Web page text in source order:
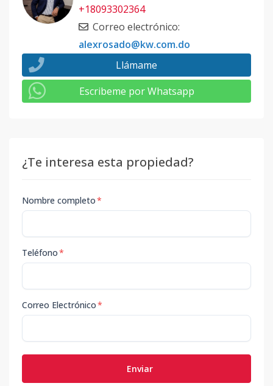
+18093302364
Correo electrónico:
alexrosado@kw.com.do
Llámame
Escribeme por Whatsapp
¿Te interesa esta propiedad?
Nombre completo*
Teléfono*
Correo Electrónico*
Enviar